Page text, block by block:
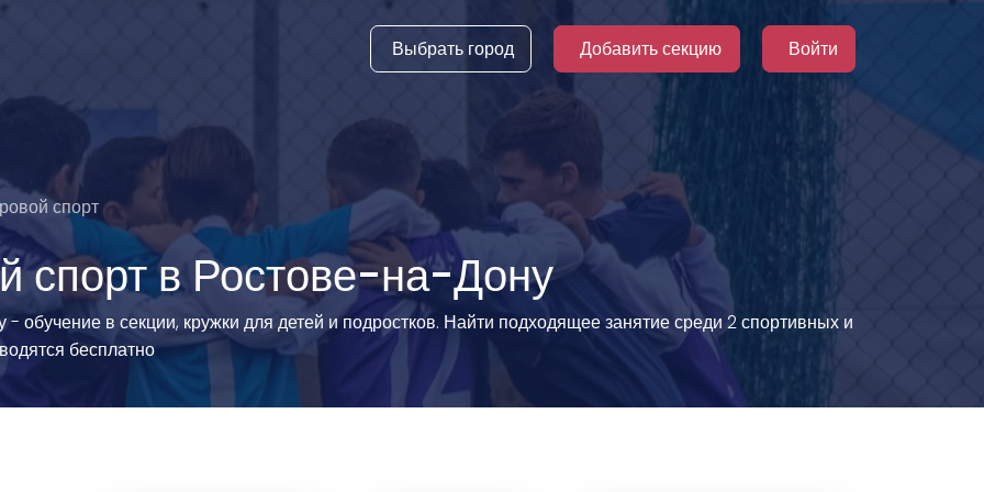
виды
спорт
спорта
Выбрать город Добавить секцию Войти
спорт
спорт в Ростове-на-Дону
в секции, кружки для детей и подростков. Найти подходящее занятие среди 2 спортивных и
бесплатно